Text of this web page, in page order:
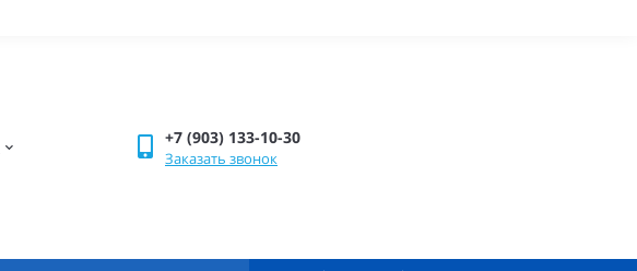
+7 (903) 133-10-30
Заказать звонок